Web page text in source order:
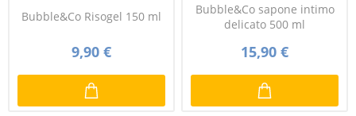
Bubble&Co Risogel 150 ml
9,90 €
Bubble&Co sapone intimo
delicato 500 ml
15,90 €